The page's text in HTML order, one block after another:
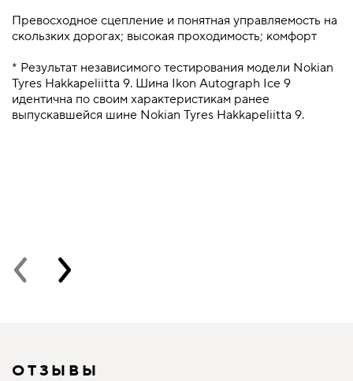
Превосходное сцепление и понятная управляемость на
скользких дорогах; высокая проходимость; комфорт
* Результат независимого тестирования модели Nokian
Tyres Hakkapeliitta 9. Шина Ikon Autograph Ice 9
идентична по своим характеристикам ранее
выпускавшейся шине Nokian Tyres Hakkapeliitta 9.
ОТЗЫВЫ